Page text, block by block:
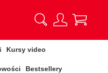
Kursy video
Bestsellery